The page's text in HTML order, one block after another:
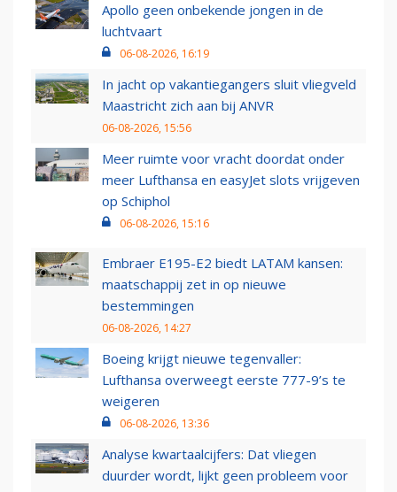
Apollo geen onbekende jongen in de
luchtvaart
06-08-2026, 16:19
In jacht op vakantiegangers sluit vliegveld
Maastricht zich aan bij ANVR
06-08-2026, 15:56
Meer ruimte voor vracht doordat onder
meer Lufthansa en easyJet slots vrijgeven
op Schiphol
06-08-2026, 15:16
Embraer E195-E2 biedt LATAM kansen:
maatschappij zet in op nieuwe
bestemmingen
06-08-2026, 14:27
Boeing krijgt nieuwe tegenvaller:
Lufthansa overweegt eerste 777-9’s te
weigeren
06-08-2026, 13:36
Analyse kwartaalcijfers: Dat vliegen
duurder wordt, lijkt geen probleem voor